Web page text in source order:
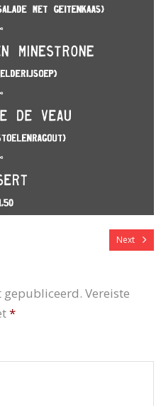
Next
Vereiste
*